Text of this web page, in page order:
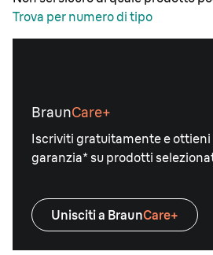
Trova per numero di tipo
BraunCare+
Iscriviti gratuitamente e ottieni
garanzia* su prodotti
Unisciti a BraunCare+